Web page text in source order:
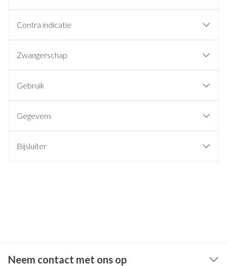
Contra indicatie
Zwangerschap
Gebruik
Gegevens
Bijsluiter
Neem contact met ons op